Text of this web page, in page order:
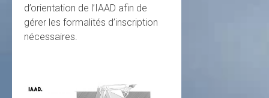
d’orientation de l’IAAD afin de
gérer les formalités d’inscription
nécessaires.